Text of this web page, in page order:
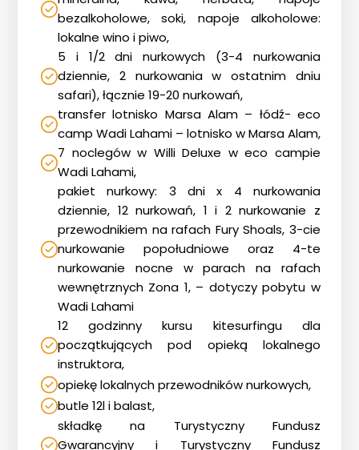
Blog
DAN
Kontakt
bezalkoholowe, soki, napoje alkoholowe:
lokalne wino i piwo,
5 i 1/2 dni nurkowych (3-4 nurkowania
dziennie, 2 nurkowania w ostatnim dniu
safari), łącznie 19-20 nurkowań,
transfer lotnisko Marsa Alam – łódź- eco
camp Wadi Lahami – lotnisko w Marsa Alam,
7 noclegów w Willi Deluxe w eco campie
Wadi Lahami,
pakiet nurkowy: 3 dni x 4 nurkowania
dziennie, 12 nurkowań, 1 i 2 nurkowanie z
przewodnikiem na rafach Fury Shoals, 3-cie
nurkowanie popołudniowe oraz 4-te
nurkowanie nocne w parach na rafach
wewnętrznych Zona 1, – dotyczy pobytu w
Wadi Lahami
12 godzinny kursu kitesurfingu dla
początkujących pod opieką lokalnego
instruktora,
opiekę lokalnych przewodników nurkowych,
butle 12l i balast,
składkę na Turystyczny Fundusz
Gwarancyjny i Turystyczny Fundusz